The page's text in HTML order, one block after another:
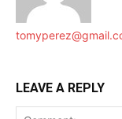
LEAVE A REPLY